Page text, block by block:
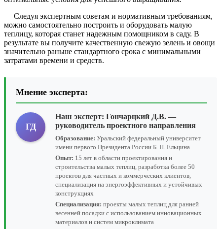
Следуя экспертным советам и нормативным требованиям,
можно самостоятельно построить и оборудовать малую
теплицу, которая станет надежным помощником в саду. В
результате вы получите качественную свежую зелень и овощи
значительно раньше стандартного срока с минимальными
затратами времени и средств.
Мнение эксперта:
ГД
Наш эксперт: Гончарцкий Д.В. —
руководитель проектного направления
Образование: Уральский федеральный университет
имени первого Президента России Б. Н. Ельцина
Опыт: 15 лет в области проектирования и
строительства малых теплиц, разработка более 50
проектов для частных и коммерческих клиентов,
специализация на энергоэффективных и устойчивых
конструкциях
Специализация: проекты малых теплиц для ранней
весенней посадки с использованием инновационных
материалов и систем микроклимата